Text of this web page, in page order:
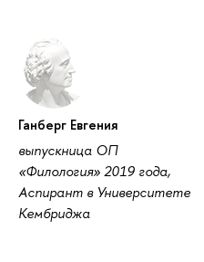
Ганберг Евгения
выпускница ОП
«Филология» 2019 года,
Аспирант в Университете
Кембриджа